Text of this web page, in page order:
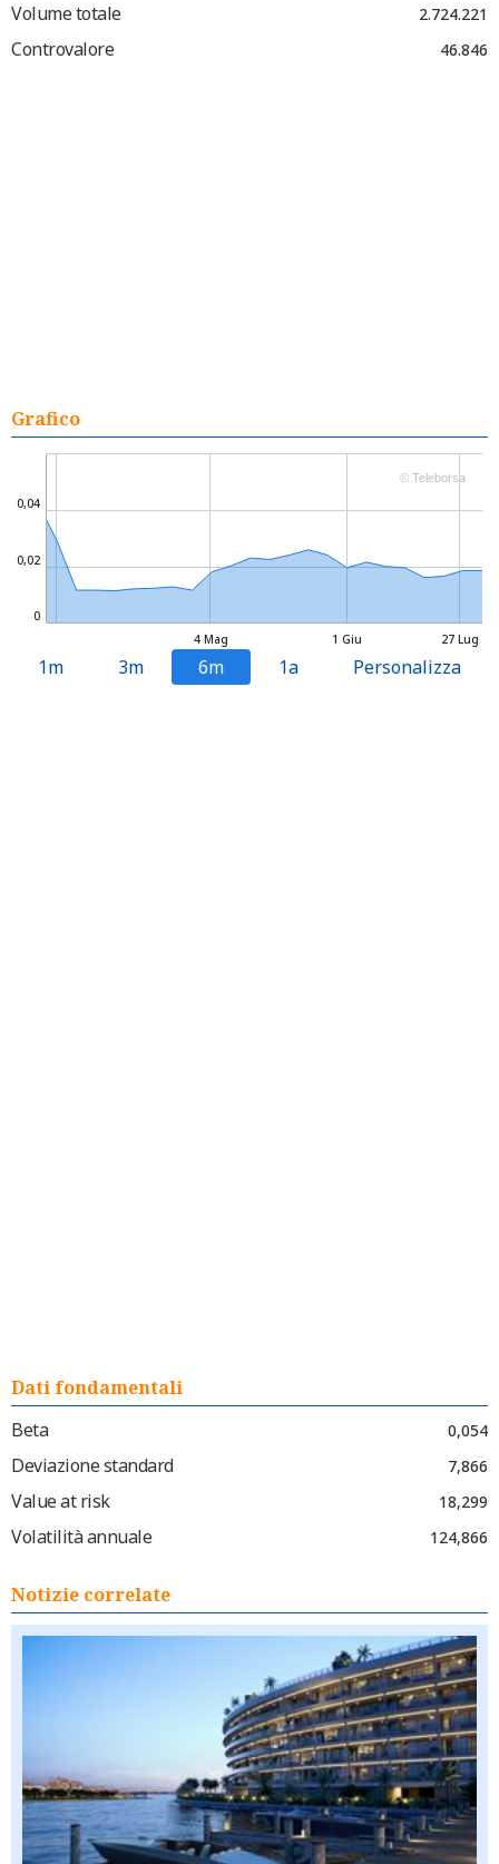
Volume totale 2.724.221
Controvalore 46.846
Grafico
4 Mag 27 Lug
1 Giu
0
0,02
0,04
© Teleborsa
1m 3m 6m 1a Personalizza
Dati fondamentali
Beta
0,054
Deviazione standard 7,866
Value at risk 18,299
Volatilità annuale 124,866
Notizie correlate